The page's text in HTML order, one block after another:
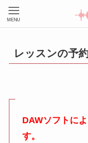
MENU
レッスンの予
DAWソフトに
す。